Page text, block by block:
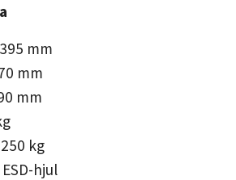
mm
mm
mm
kg
hjul